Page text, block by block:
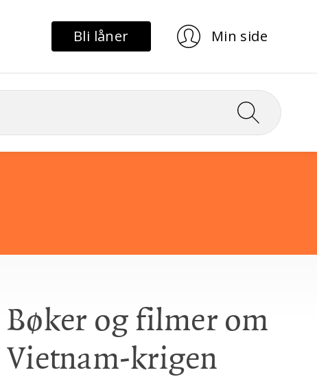
Bli låner Min side
Bøker og filmer om
Vietnam-krigen